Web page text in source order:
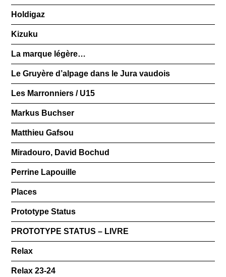
Holdigaz
Kizuku
La marque légère…
Le Gruyère d’alpage dans le Jura vaudois
Les Marronniers / U15
Markus Buchser
Matthieu Gafsou
Miradouro, David Bochud
Perrine Lapouille
Places
Prototype Status
PROTOTYPE STATUS – LIVRE
Relax
Relax 23-24